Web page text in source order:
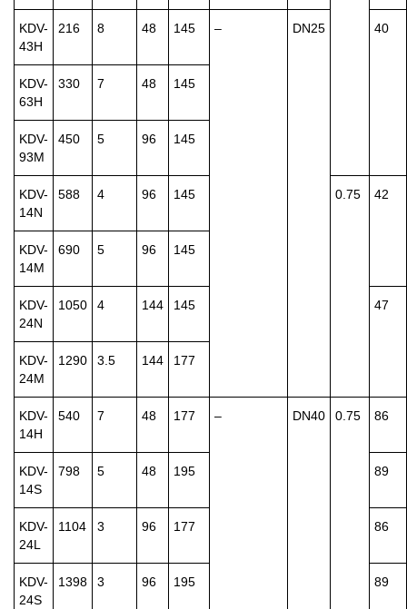
KDV-
43H
216 8 48 145 – DN25 40
KDV-
63H
330 7 48 145
KDV-
93M
450 5 96 145
KDV-
14N
588 4 96 145 0.75 42
KDV-
14M
690 5 96 145
KDV-
24N
1050 4 144 145 47
KDV-
24M
1290 3.5 144 177
KDV-
14H
540 7 48 177 – DN40 0.75 86
KDV-
14S
798 5 48 195 89
KDV-
24L
1104 3 96 177 86
KDV-
24S
1398 3 96 195 89